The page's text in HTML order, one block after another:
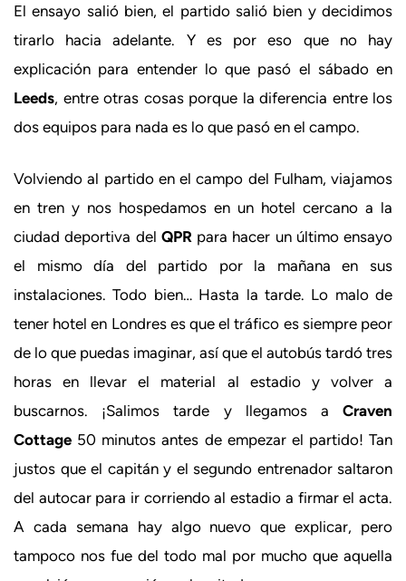
El ensayo salió bien, el partido salió bien y decidimos
tirarlo hacia adelante. Y es por eso que no hay
explicación para entender lo que pasó el sábado en
Leeds, entre otras cosas porque la diferencia entre los
dos equipos para nada es lo que pasó en el campo.
Volviendo al partido en el campo del Fulham, viajamos
en tren y nos hospedamos en un hotel cercano a la
ciudad deportiva del QPRpara hacer un último ensayo
el mismo día del partido por la mañana en sus
instalaciones. Todo bien… Hasta la tarde. Lo malo de
tener hotel en Londres es que el tráfico es siempre peor
de lo que puedas imaginar, así que el autobús tardó tres
horas en llevar el material al estadio y volver a
buscarnos. ¡Salimos tarde y llegamos a Craven
Cottage 50 minutos antes de empezar el partido! Tan
justos que el capitán y el segundo entrenador saltaron
del autocar para ir corriendo al estadio a firmar el acta.
A cada semana hay algo nuevo que explicar, pero
tampoco nos fue del todo mal por mucho que aquella